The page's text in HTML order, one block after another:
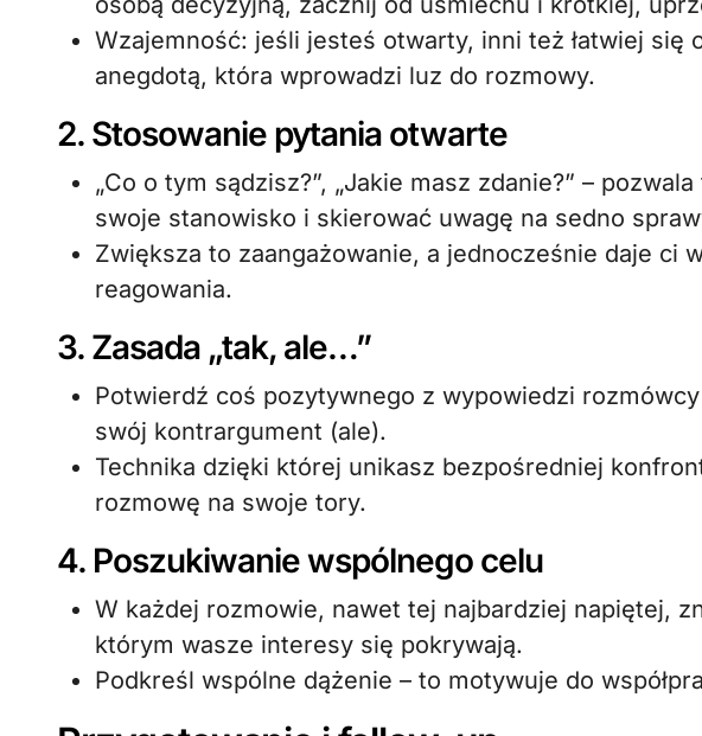
Wzajemność: jeśli jesteś otwarty, inni też łatwiej się
anegdotą, która wprowadzi luz do rozmowy.
2. Stosowanie pytania otwarte
„Co o tym sądzisz?”, „Jakie masz zdanie?” –
swoje stanowisko i skierować uwagę na sedno
Zwiększa to zaangażowanie, a jednocześnie daje ci
reagowania.
3. Zasada „tak, ale…”
Potwierdź coś pozytywnego z wypowiedzi
swój kontrargument (ale).
Technika dzięki której unikasz bezpośredniej
rozmowę na swoje tory.
4. Poszukiwanie wspólnego celu
W każdej rozmowie, nawet tej najbardziej napiętej,
którym wasze interesy się pokrywają.
Podkreśl wspólne dążenie – to motywuje do